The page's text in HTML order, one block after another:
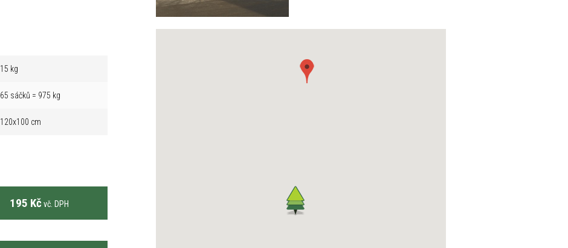
15 kg
65 sáčků = 975 kg
120x100 cm
195 Kč vč. DPH